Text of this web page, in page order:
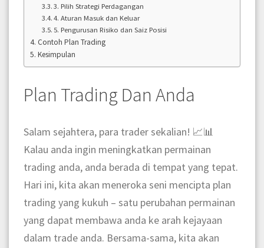
3. Pilih Strategi Perdagangan
4. Aturan Masuk dan Keluar
5. Pengurusan Risiko dan Saiz Posisi
Contoh Plan Trading
Kesimpulan
Plan Trading Dan Anda
Salam sejahtera, para trader sekalian! 📈📊
Kalau anda ingin meningkatkan permainan
trading anda, anda berada di tempat yang tepat.
Hari ini, kita akan meneroka seni mencipta plan
trading yang kukuh – satu perubahan permainan
yang dapat membawa anda ke arah kejayaan
dalam trade anda. Bersama-sama, kita akan